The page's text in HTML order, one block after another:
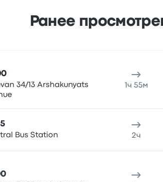
Ранее
34/13 Arshakunyats
1ч 55м
Bus Station 2ч